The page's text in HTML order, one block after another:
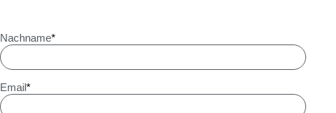
Nachname*
Email*